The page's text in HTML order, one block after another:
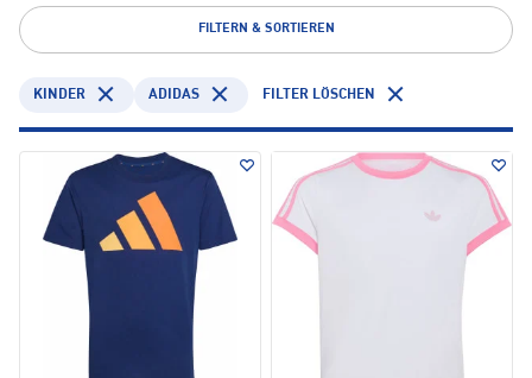
FILTERN & SORTIEREN
KINDER ADIDAS FILTER LÖSCHEN